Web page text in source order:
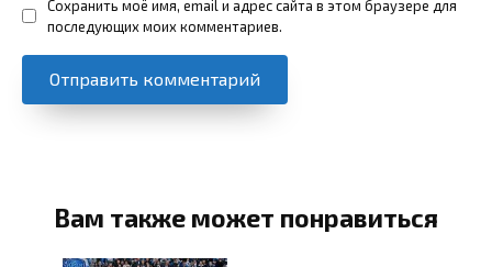
Сохранить моё имя, email и адрес сайта в этом браузере для
последующих моих комментариев.
Вам также может понравиться